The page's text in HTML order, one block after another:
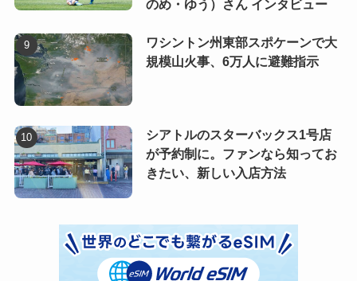
のめ・ゆう）さん インタビュー
ワシントン州東部スポケーンで大
規模山火事、6万人に避難指示
シアトルのスターバックス1号店
が予約制に。ファンなら知ってお
きたい、新しい入店方法